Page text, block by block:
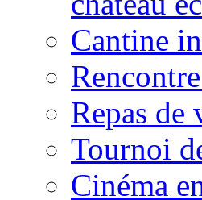
Cantine
Repas de
Tournoi
Cinéma